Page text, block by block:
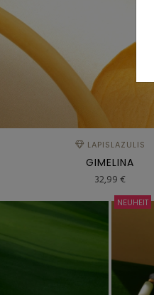
LAPISLAZULIS
GIMELINA
32,99 €
NEUHEIT